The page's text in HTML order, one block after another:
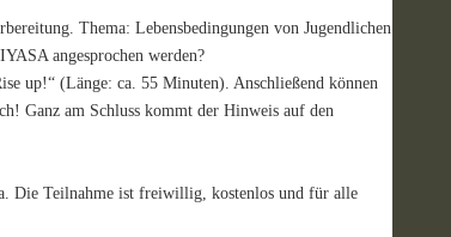
Thema: Lebensbedingungen von Jugendlichen
angesprochen werden?
up!“ (Länge: ca. 55 Minuten). Anschließend können
Ganz am Schluss kommt der Hinweis auf den
Die Teilnahme ist freiwillig, kostenlos und für alle